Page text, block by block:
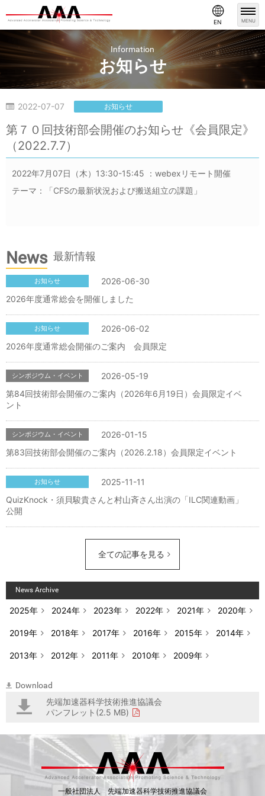
MENU
EN
Information
お知らせ
2022-07-07 お知らせ
第７０回技術部会開催のお知らせ《会員限定》
（2022.7.7）
2022年7月07日（木）13:30-15:45 ：webexリモート開催
テーマ：「CFSの最新状況および搬送組立の課題」
News 最新情報
2026-06-30
お知らせ
2026年度通常総会を開催しました
2026-06-02
お知らせ
2026年度通常総会開催のご案内 会員限定
2026-05-19
シンポジウム・イベント
第84回技術部会開催のご案内（2026年6月19日）会員限定イベ
ント
2026-01-15
シンポジウム・イベント
第83回技術部会開催のご案内（2026.2.18）会員限定イベント
2025-11-11
お知らせ
QuizKnock・須貝駿貴さんと村山斉さん出演の「ILC関連動画」
公開
全ての記事を見る
News Archive
2025年 2024年 2023年 2022年 2021年 2020年
2019年 2018年 2017年 2016年 2015年 2014年
2013年 2012年 2011年 2010年 2009年
Download
先端加速器科学技術推進協議会
パンフレット(2.5 MB)
一般社団法人 先端加速器科学技術推進協議会